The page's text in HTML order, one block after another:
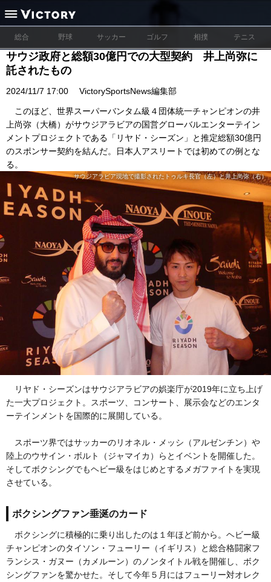
総合 野球 サッカー ゴルフ 相撲 テニス
サウジ政府と総額30億円での大型契約 井上尚弥に
託されたもの
2024/11/7 17:00 VictorySportsNews編集部
このほど、世界スーパーバンタム級４団体統一チャンピオンの井
上尚弥（大橋）がサウジアラビアの国営グローバルエンターテイン
メントプロジェクトである「リヤド・シーズン」と推定総額30億円
のスポンサー契約を結んだ。日本人アスリートでは初めての例とな
る。
サウジアラビア現地で撮影されたトゥルキ長官（左）と井上尚弥（右）
リヤド・シーズンはサウジアラビアの娯楽庁が2019年に立ち上げ
た一大プロジェクト。スポーツ、コンサート、展示会などのエンタ
ーテインメントを国際的に展開している。
スポーツ界ではサッカーのリオネル・メッシ（アルゼンチン）や
陸上のウサイン・ボルト（ジャマイカ）らとイベントを開催した。
そしてボクシングでもヘビー級をはじめとするメガファイトを実現
させている。
ボクシングファン垂涎のカード
ボクシングに積極的に乗り出したのは１年ほど前から。ヘビー級
チャンピオンのタイソン・フューリー（イギリス）と総合格闘家フ
ランシス・ガヌー（カメルーン）のノンタイトル戦を開催し、ボク
シングファンを驚かせた。そして今年５月にはフューリー対オレク